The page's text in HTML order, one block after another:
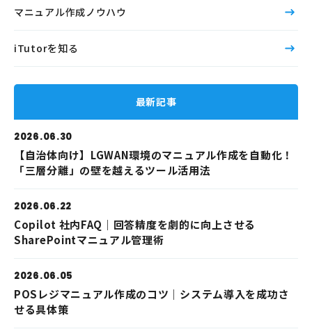
マニュアル作成ノウハウ
iTutorを知る
最新記事
2026.06.30
【自治体向け】LGWAN環境のマニュアル作成を自動化！
「三層分離」の壁を越えるツール活用法
2026.06.22
Copilot 社内FAQ｜回答精度を劇的に向上させる
SharePointマニュアル管理術
2026.06.05
POSレジマニュアル作成のコツ｜システム導入を成功さ
せる具体策